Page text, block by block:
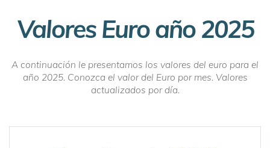
Valores Euro año 2025
A continuación le presentamos los valores del euro para el
año 2025. Conozca el valor del Euro por mes. Valores
actualizados por día.